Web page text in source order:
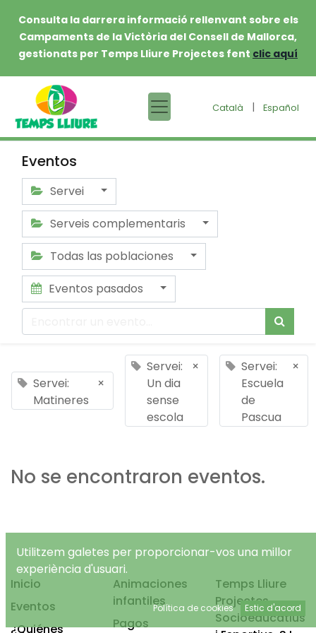
Consulta la darrera informació rellenvant sobre els
Campaments de la Victòria del Consell de Mallorca,
gestionats per Temps Lliure Projectes fent clic aquí
Català | Español
Eventos
Servei
Serveis complementaris
Todas las poblaciones
Eventos pasados
Servei:
Matineres
×
Servei:
Un dia
sense
escola
×
Servei:
Escuela
de
Pascua
×
No se encontraron eventos.
Inicio
Eventos
¿Quiénes
Animaciones
infantiles
Pagos
Temps Lliure
Projectes
Socioeducatius
Utilitzem galetes per proporcionar-vos una millor
experiència d'usuari.
Política de cookies Estic d'acord